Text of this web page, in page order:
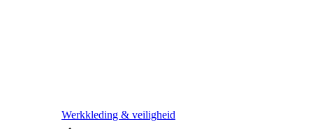
Werkkleding & veiligheid